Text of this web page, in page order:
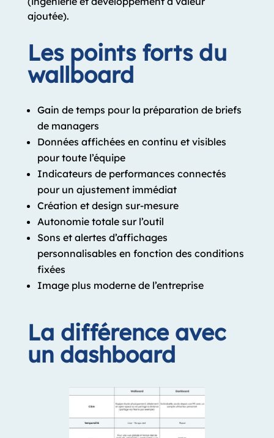
ajoutée).
Les points forts du
wallboard
Gain de temps pour la préparation de briefs
de managers
Données affichées en continu et visibles
pour toute l’équipe
Indicateurs de performances connectés
pour un ajustement immédiat
Création et design sur-mesure
Autonomie totale sur l’outil
Sons et alertes d’affichages
personnalisables en fonction des conditions
fixées
Image plus moderne de l’entreprise
La différence avec
un dashboard